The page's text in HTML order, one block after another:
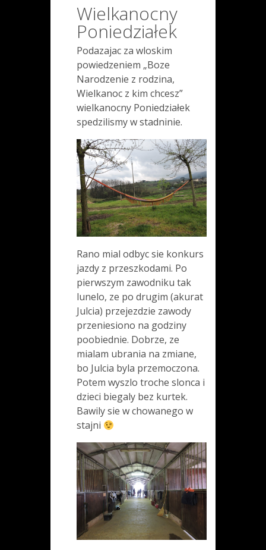
Wielkanocny
Poniedziałek
Podazajac za wloskim
powiedzeniem „Boze
Narodzenie z rodzina,
Wielkanoc z kim chcesz”
wielkanocny Poniedziałek
spedzilismy w stadninie.
Rano mial odbyc sie konkurs
jazdy z przeszkodami. Po
pierwszym zawodniku tak
lunelo, ze po drugim (akurat
Julcia) przejezdzie zawody
przeniesiono na godziny
poobiednie. Dobrze, ze
mialam ubrania na zmiane,
bo Julcia byla przemoczona.
Potem wyszlo troche slonca i
dzieci biegaly bez kurtek.
Bawily sie w chowanego w
stajni